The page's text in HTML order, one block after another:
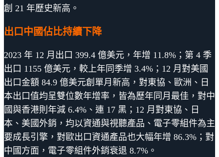
創 21 年歷史新高。
出口中國佔比持續下降
2023 年 12 月出口 399.4 億美元，年增 11.8%；第 4 季
出口 1155 億美元，較上年同季增 3.4%；12 月對美國
出口金額 84.9 億美元創單月新高，對東協、歐洲、日
本出口值均呈雙位數年增率，皆為歷年同月最佳，對中
國與香港則年減 6.4%、連 17 黑；12 月對東協、日
本、美國外銷，均以資通與視聽產品、電子零組件為主
要成長引擎，對歐出口資通產品也大幅年增 86.3%；對
中國方面，電子零組件外銷衰退 8.7%。